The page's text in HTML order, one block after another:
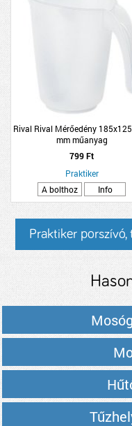
Rival Rival Mérőedény
mm műanyag
799 Ft
Praktiker
A bolthoz
Info
Praktiker